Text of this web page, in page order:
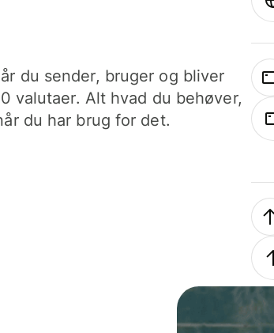
du sender, bruger og bliver
valutaer. Alt hvad du behøver,
du har brug for det.